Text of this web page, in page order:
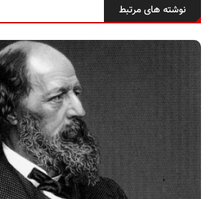
نوشته های مرتبط